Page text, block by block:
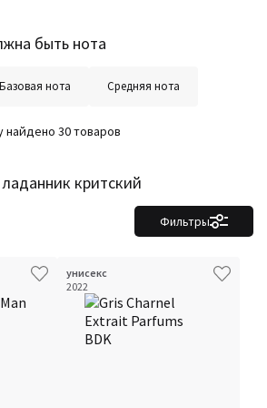
быть нота
Базовая нота Средняя нота
критский
найдено 30 товаров
Фильтры
унисекс
2022